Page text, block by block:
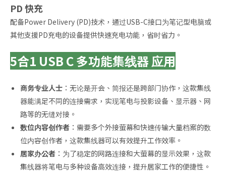
PD 快充
配备Power Delivery (PD)技术，通过USB-C接口为笔记型电脑或
其他支援PD充电的设备提供快速充电功能，省时省力。
5合1 USB C 多功能集线器 应用
商务专业人士 ：无论是开会、简报还是跨部门协作，这款集线
器能满足不同的连接需求，实现笔电与投影设备、显示器、网
路等的无缝对接。
数位内容创作者 ：需要多个外接萤幕和快速传输大量档案的数
位内容创作者，这款集线器可以有效提升工作效率。
居家办公者 ：为了稳定的网路连接和大萤幕的显示效果，这款
集线器将笔电与多种设备高效连接，提升居家工作的便捷性。